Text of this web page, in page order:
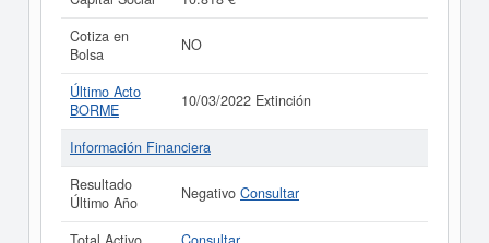
Cotiza en
Bolsa
NO
Último Acto
BORME
10/03/2022 Extinción
Información Financiera
Resultado
Último Año
Negativo Consultar